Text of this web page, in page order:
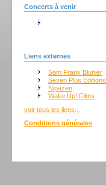
Concerts à venir
Liens externes
Sam Frank Blunier
Seven Plus Editions
Nipazen
Wake Up! Films
voir tous les liens...
Conditions générales